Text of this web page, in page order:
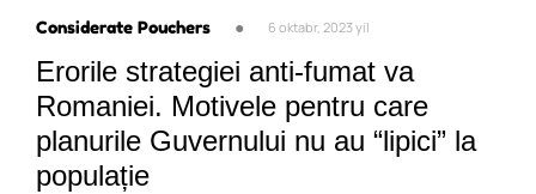
Considerate Pouchers ● 6 oktabr, 2023 yil
Erorile strategiei anti-fumat va
Romaniei. Motivele pentru care
planurile Guvernului nu au “lipici” la
populație